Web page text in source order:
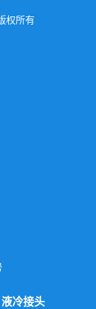
权所有
液冷接头